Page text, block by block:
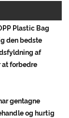
Plastic Bag
den bedste
af
forbedre
gentagne
og hurtig